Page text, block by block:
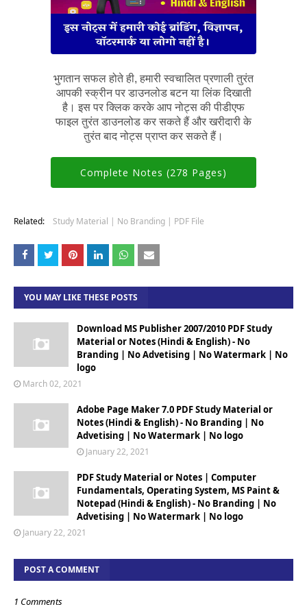
भुगतान सफल होते ही, हमारी स्वचालित प्रणाली तुरंत
आपकी स्क्रीन पर डाउनलोड बटन या लिंक दिखाती
है। इस पर क्लिक करके आप नोट्स की पीडीएफ
फाइल तुरंत डाउनलोड कर सकते हैं और खरीदारी के
तुरंत बाद नोट्स प्राप्त कर सकते हैं।
Complete Notes (278 Pages)
Related: Study Material | No Branding | PDF File
YOU MAY LIKE THESE POSTS
Download MS Publisher 2007/2010 PDF Study
Material or Notes (Hindi & English) - No
Branding | No Advetising | No Watermark | No
logo
March 02, 2021
Adobe Page Maker 7.0 PDF Study Material or
Notes (Hindi & English) - No Branding | No
Advetising | No Watermark | No logo
January 22, 2021
PDF Study Material or Notes | Computer
Fundamentals, Operating System, MS Paint &
Notepad (Hindi & English) - No Branding | No
Advetising | No Watermark | No logo
January 22, 2021
POST A COMMENT
1 Comments